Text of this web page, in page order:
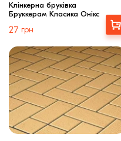
Клінкерна бруківка
Бруккерам Класика Онікс
27 грн